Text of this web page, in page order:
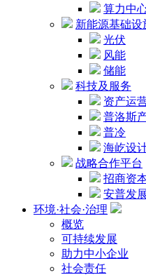
算力中
新能源基础设
光伏
风能
储能
科技及服务
资产运
普洛斯
普冷
海屹设
战略合作平台
招商资
安普发
环境·社会·治理
概览
可持续发展
助力中小企业
社会责任